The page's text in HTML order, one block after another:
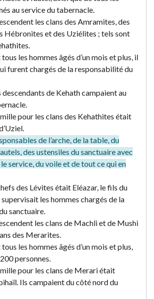
au service du tabernacle.
les clans des Amramites, des
Hébronites et des Uziélites ; tels sont
les hommes âgés d’un mois et plus, il
furent chargés de la responsabilité du
descendants de Kehath campaient au
pour les clans des Kehathites était
de l’arche, de la table, du
des ustensiles du sanctuaire avec
service, du voile et de tout ce qui en
des Lévites était Eléazar, le fils du
les hommes chargés de la
sanctuaire.
les clans de Machli et de Mushi
des Merarites.
les hommes âgés d’un mois et plus,
personnes.
pour les clans de Merari était
Ils campaient du côté nord du